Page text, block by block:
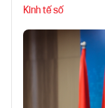
Kinh tế số